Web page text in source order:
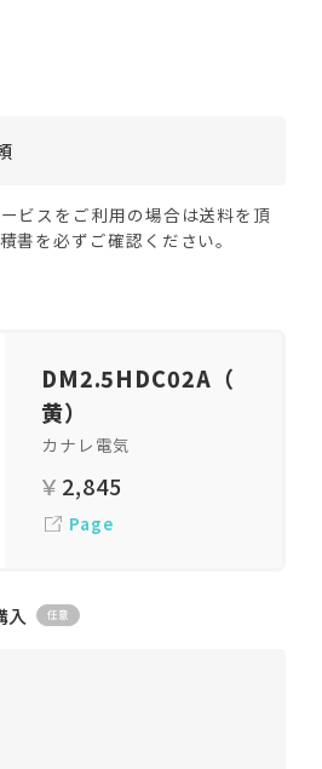
ビスをご利用の場合は送料を頂
書を必ずご確認ください。
DM2.5HDC02A（
黄）
カナレ電気
2,845
Page
入